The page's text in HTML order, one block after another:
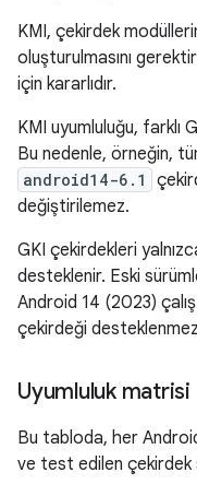
KMI, çekirdek
oluşturulmasını
için kararlıdır.
KMI uyumluluğu, farklı
Bu nedenle, örneğin,
android14-6.1
değiştirilemez.
GKI çekirdekleri
desteklenir. Eski
Android 14 (2023)
çekirdeği
Uyumluluk matrisi
Bu tabloda, her
ve test edilen